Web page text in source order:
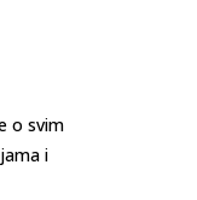
o svim
i